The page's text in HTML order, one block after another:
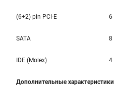
(6+2) pin PCI-E 6
SATA 8
IDE (Molex) 4
Дополнительные характеристики